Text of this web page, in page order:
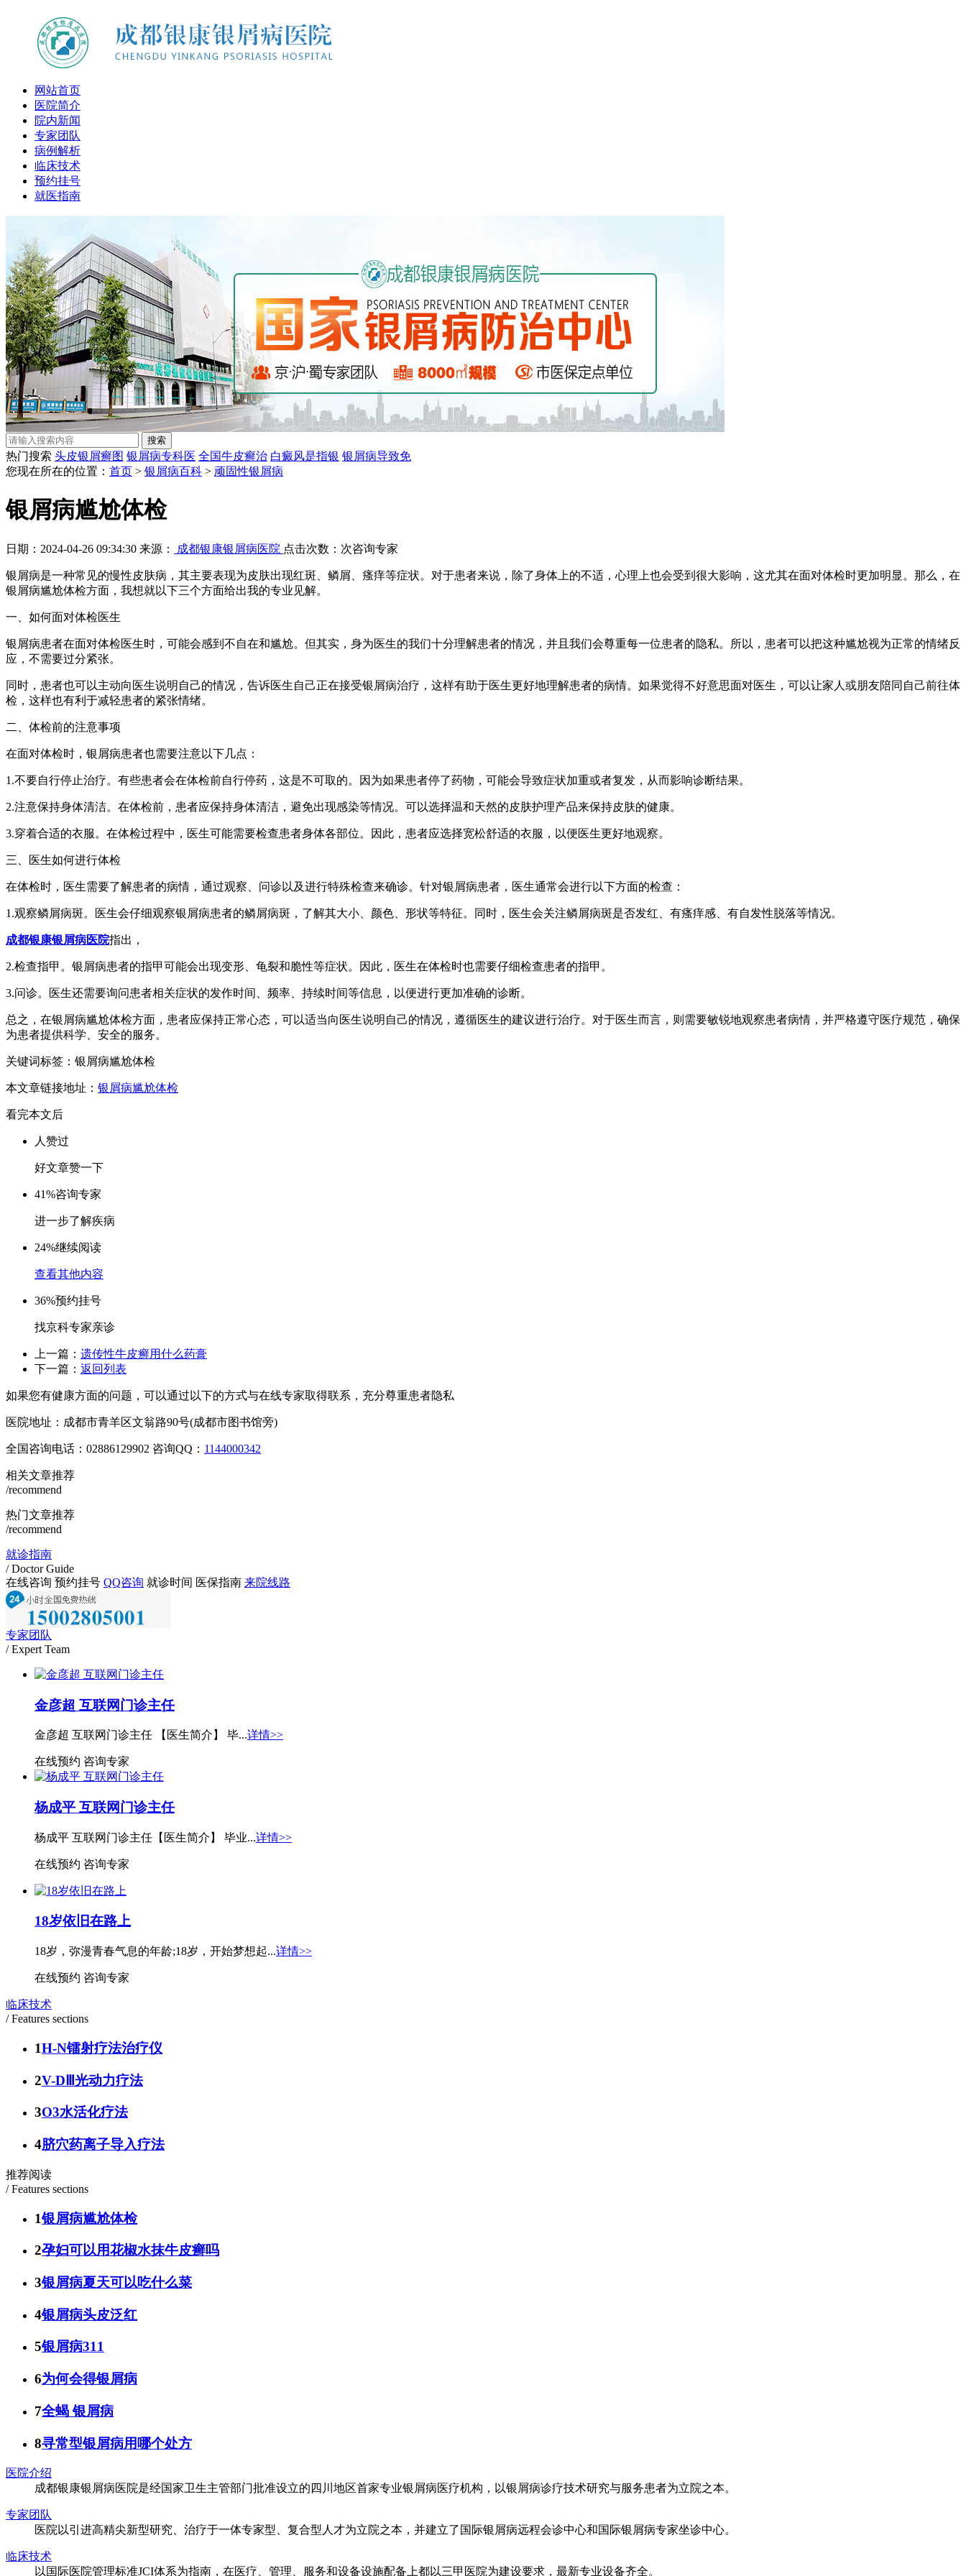
网站首页
医院简介
院内新闻
专家团队
病例解析
临床技术
预约挂号
就医指南
热门搜索 头皮银屑癣图 银屑病专科医 全国牛皮癣治 白癜风是指银 银屑病导致免
您现在所在的位置： 首页 > 银屑病百科 > 顽固性银屑病
银屑病尴尬体检
日期：2024-04-26 09:34:30 来源： 成都银康银屑病医院 点击次数： 次咨询专家
银屑病是一种常见的慢性皮肤病，其主要表现为皮肤出现红斑、鳞屑、瘙痒等症状。对于患者来说，除了身体上的不适，心理上也会受到很大影响，这尤其在面对体检时更加明显。那么，在
银屑病尴尬体检方面，我想就以下三个方面给出我的专业见解。
一、如何面对体检医生
银屑病患者在面对体检医生时，可能会感到不自在和尴尬。但其实，身为医生的我们十分理解患者的情况，并且我们会尊重每一位患者的隐私。所以，患者可以把这种尴尬视为正常的情绪反
应，不需要过分紧张。
同时，患者也可以主动向医生说明自己的情况，告诉医生自己正在接受银屑病治疗，这样有助于医生更好地理解患者的病情。如果觉得不好意思面对医生，可以让家人或朋友陪同自己前往体
检，这样也有利于减轻患者的紧张情绪。
二、体检前的注意事项
在面对体检时，银屑病患者也需要注意以下几点：
1.不要自行停止治疗。有些患者会在体检前自行停药，这是不可取的。因为如果患者停了药物，可能会导致症状加重或者复发，从而影响诊断结果。
2.注意保持身体清洁。在体检前，患者应保持身体清洁，避免出现感染等情况。可以选择温和天然的皮肤护理产品来保持皮肤的健康。
3.穿着合适的衣服。在体检过程中，医生可能需要检查患者身体各部位。因此，患者应选择宽松舒适的衣服，以便医生更好地观察。
三、医生如何进行体检
在体检时，医生需要了解患者的病情，通过观察、问诊以及进行特殊检查来确诊。针对银屑病患者，医生通常会进行以下方面的检查：
1.观察鳞屑病斑。医生会仔细观察银屑病患者的鳞屑病斑，了解其大小、颜色、形状等特征。同时，医生会关注鳞屑病斑是否发红、有瘙痒感、有自发性脱落等情况。
成都银康银屑病医院指出，
2.检查指甲。银屑病患者的指甲可能会出现变形、龟裂和脆性等症状。因此，医生在体检时也需要仔细检查患者的指甲。
3.问诊。医生还需要询问患者相关症状的发作时间、频率、持续时间等信息，以便进行更加准确的诊断。
总之，在银屑病尴尬体检方面，患者应保持正常心态，可以适当向医生说明自己的情况，遵循医生的建议进行治疗。对于医生而言，则需要敏锐地观察患者病情，并严格遵守医疗规范，确保
为患者提供科学、安全的服务。
关键词标签：银屑病尴尬体检
本文章链接地址： 银屑病尴尬体检
看完本文后
人赞过
好文章赞一下
41%咨询专家
进一步了解疾病
24%继续阅读
查看其他内容
36%预约挂号
找京科专家亲诊
上一篇： 遗传性牛皮癣用什么药膏
下一篇： 返回列表
如果您有健康方面的问题，可以通过以下的方式与在线专家取得联系，充分尊重患者隐私
医院地址：成都市青羊区文翁路90号(成都市图书馆旁)
全国咨询电话： 02886129902 咨询QQ： 1144000342
相关文章推荐
/recommend
热门文章推荐
/recommend
就诊指南
/ Doctor Guide
在线咨询 预约挂号 QQ咨询 就诊时间 医保指南 来院线路
专家团队
/ Expert Team
金彦超 互联网门诊主任
金彦超 互联网门诊主任 【医生简介】 毕...详情>>
在线预约 咨询专家
杨成平 互联网门诊主任
杨成平 互联网门诊主任【医生简介】 毕业...详情>>
在线预约 咨询专家
18岁依旧在路上
18岁，弥漫青春气息的年龄;18岁，开始梦想起...详情>>
在线预约 咨询专家
临床技术
/ Features sections
1H-N镭射疗法治疗仪
2V-DⅢ光动力疗法
3O3水活化疗法
4脐穴药离子导入疗法
推荐阅读
/ Features sections
1银屑病尴尬体检
2孕妇可以用花椒水抹牛皮癣吗
3银屑病夏天可以吃什么菜
4银屑病头皮泛红
5银屑病311
6为何会得银屑病
7全蝎 银屑病
8寻常型银屑病用哪个处方
医院介绍
成都银康银屑病医院是经国家卫生主管部门批准设立的四川地区首家专业银屑病医疗机构，以银屑病诊疗技术研究与服务患者为立院之本。
专家团队
医院以引进高精尖新型研究、治疗于一体专家型、复合型人才为立院之本，并建立了国际银屑病远程会诊中心和国际银屑病专家坐诊中心。
临床技术
以国际医院管理标准JCI体系为指南，在医疗、管理、服务和设备设施配备上都以三甲医院为建设要求，最新专业设备齐全。